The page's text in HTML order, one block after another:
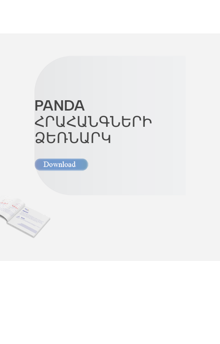
PANDA
ՀՐԱՀԱՆԳՆԵՐԻ
ՁԵՌՆԱՐԿ